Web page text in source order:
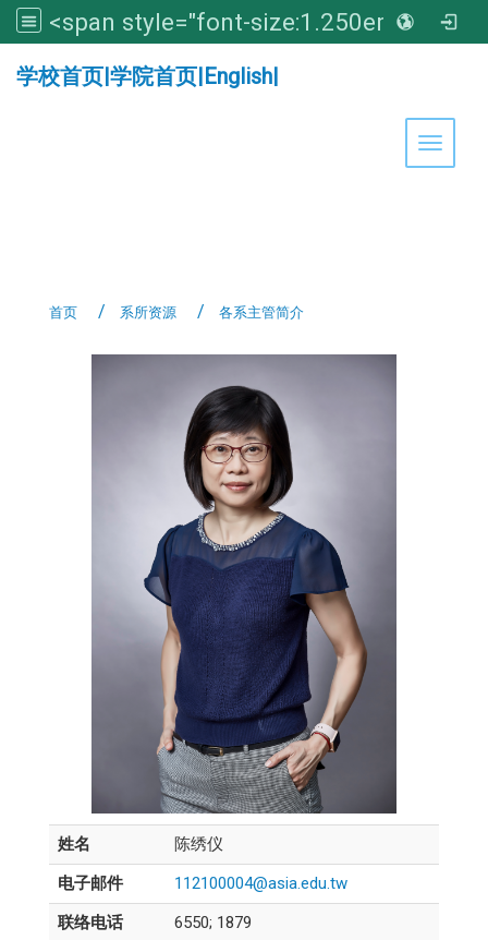
<span style="font-size:1.250em;"><strong>亚洲大学医学暨健康学院</strong></span>
学校首页|学院首页|English|
Toggle
首页 系所资源 各系主管简介
姓名
陈绣仪
电子邮件
112100004@asia.edu.tw
联络电话
6550; 1879